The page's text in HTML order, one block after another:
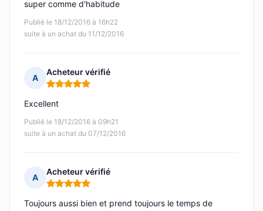
Publié le 18/12/2016 à 16h22
suite à un achat du 11/12/2016
super comme d'habitude
A
Acheteur vérifié
Note : 5 sur 5
Publié le 18/12/2016 à 09h21
suite à un achat du 07/12/2016
Excellent
A
Acheteur vérifié
Note : 5 sur 5
Toujours aussi bien et prend toujours le temps de